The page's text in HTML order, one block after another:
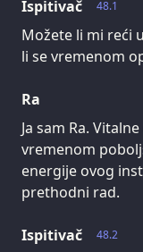
48.1
Ispitivač
Možete li mi reći
li se vremenom
Ra
Ja sam Ra.
vremenom
energije ovog
prethodni rad.
48.2
Ispitivač